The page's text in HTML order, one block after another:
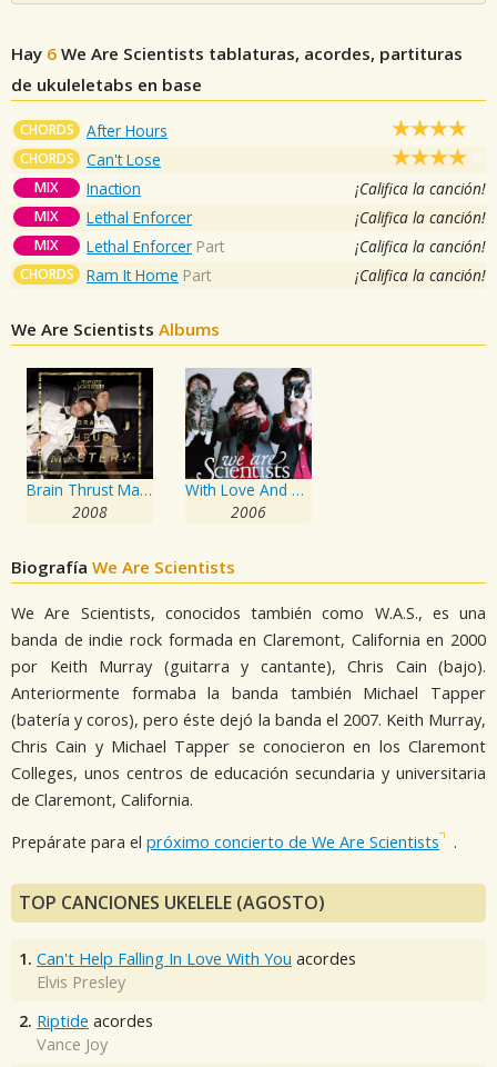
Hay 6 We Are Scientists tablaturas, acordes, partituras
de ukuleletabs en base
CHORDS After Hours
CHORDS Can't Lose
MIX Inaction ¡Califica la canción!
MIX Lethal Enforcer ¡Califica la canción!
MIX Lethal Enforcer Part ¡Califica la canción!
CHORDS Ram It Home Part ¡Califica la canción!
We Are Scientists Albums
Brain Thrust Mastery
2008
With Love And Squalor
2006
Biografía We Are Scientists
We Are Scientists, conocidos también como W.A.S., es una
banda de indie rock formada en Claremont, California en 2000
por Keith Murray (guitarra y cantante), Chris Cain (bajo).
Anteriormente formaba la banda también Michael Tapper
(batería y coros), pero éste dejó la banda el 2007. Keith Murray,
Chris Cain y Michael Tapper se conocieron en los Claremont
Colleges, unos centros de educación secundaria y universitaria
de Claremont, California.
Prepárate para el próximo concierto de We Are Scientists .
TOP CANCIONES UKELELE (AGOSTO)
1. Can't Help Falling In Love With You acordes
Elvis Presley
2. Riptide acordes
Vance Joy